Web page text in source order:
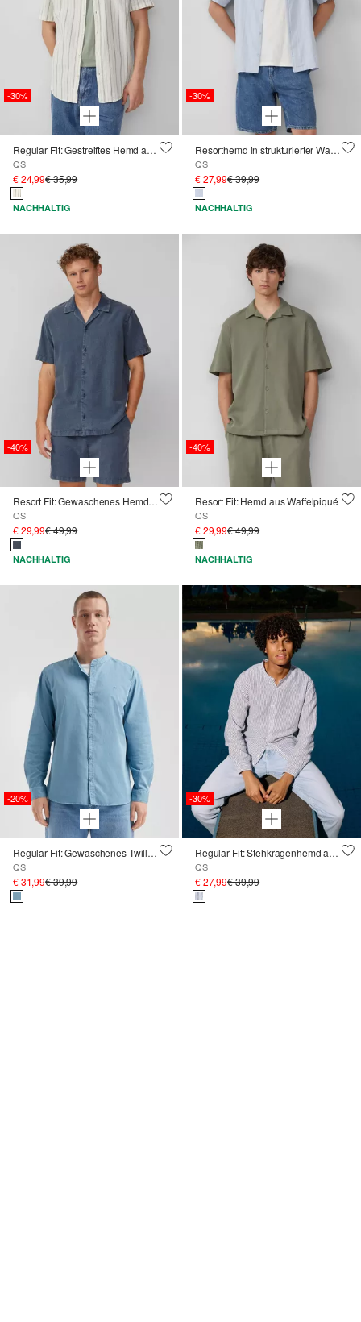
-30%
Regular Fit: Gestreiftes Hemd aus Leinenmix
QS
€ 24,99€ 35,99
NACHHALTIG
-30%
Resorthemd in strukturierter Ware mit Seersucker-Effekt
QS
€ 27,99€ 39,99
NACHHALTIG
-40%
Resort Fit: Gewaschenes Hemd aus Strukturware
QS
€ 29,99€ 49,99
NACHHALTIG
-40%
Resort Fit: Hemd aus Waffelpiqué
QS
€ 29,99€ 49,99
NACHHALTIG
-20%
Regular Fit: Gewaschenes Twillhemd mit Logostickerei
QS
€ 31,99€ 39,99
-30%
Regular Fit: Stehkragenhemd aus gestreiftem Oxford
QS
€ 27,99€ 39,99